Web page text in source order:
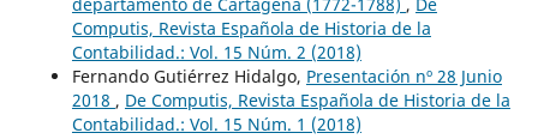
Computis, Revista Española de Historia de la
Contabilidad.: Vol. 15 Núm. 2 (2018)
Fernando Gutiérrez Hidalgo, Presentación nº 28 Junio
2018 , De Computis, Revista Española de Historia de la
Contabilidad.: Vol. 15 Núm. 1 (2018)